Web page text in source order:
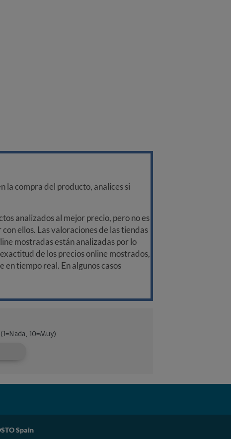
la compra del producto, analices si
analizados al mejor precio, pero no es
ellos. Las valoraciones de las tiendas
mostradas están analizadas por lo
de los precios online mostrados,
tiempo real. En algunos casos
Spain